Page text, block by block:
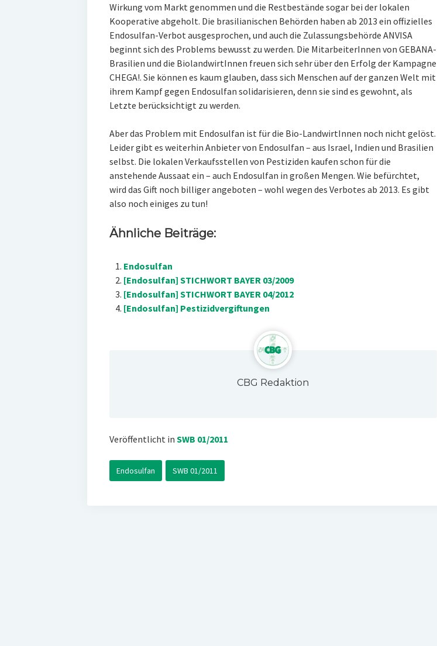
Wirkung vom Markt genommen und die Restbestände sogar bei der lokalen
Kooperative abgeholt. Die brasilianischen Behörden haben ab 2013 ein offizielles
Endosulfan-Verbot ausgesprochen, und auch die Zulassungsbehörde ANVISA
beginnt sich des Problems bewusst zu werden. Die MitarbeiterInnen von GEBANA-
Brasilien und die BiolandwirtInnen freuen sich sehr über den Erfolg der Kampagne
CHEGA!. Sie können es kaum glauben, dass sich Menschen auf der ganzen Welt mit
ihrem Kampf gegen Endosulfan solidarisieren, denn sie sind es gewohnt, als
Letzte berücksichtigt zu werden.
Aber das Problem mit Endosulfan ist für die Bio-LandwirtInnen noch nicht gelöst.
Leider gibt es weiterhin Anbieter von Endosulfan – aus Israel, Indien und Brasilien
selbst. Die lokalen Verkaufsstellen von Pestiziden kaufen schon für die
anstehende Aussaat ein – auch Endosulfan in großen Mengen. Wie befürchtet,
wird das Gift noch billiger angeboten – wohl wegen des Verbotes ab 2013. Es gibt
also noch einiges zu tun!
Ähnliche Beiträge:
Endosulfan
[Endosulfan] STICHWORT BAYER 03/2009
[Endosulfan] STICHWORT BAYER 04/2012
[Endosulfan] Pestizidvergiftungen
CBG Redaktion
Veröffentlicht in SWB 01/2011
Endosulfan SWB 01/2011